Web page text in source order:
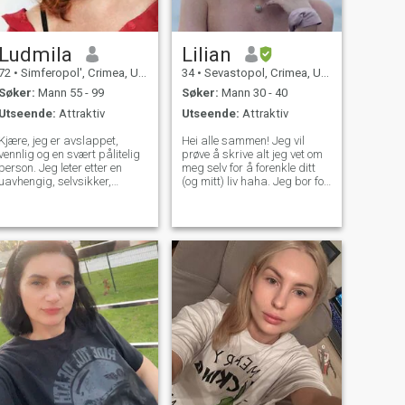
Ludmila
• Simferopol', Crimea, Ukraina
Søker: Mann 55 - 99
Utseende: Attraktiv
Kjære, jeg er avslappet,
og en svært pålitelig
person. Jeg leter etter en
uavhengig, selvsikker,
ønske jeg hadde en
familie hvor folk elsker
respekterer hverandre,
et godt vare på
der vi kan
tid sammen og ha
gøy. Og jeg håper å møte
en mann jeg kan stole helt,
jeg kan gjøre den
mannen i verden
som kan føle min omsorg
og min kjærlighet hver dag.
Jeg kan gi varme og omsorg,
Lilian
34 • Sevastopol, Crimea, Ukraina
Søker: Mann 30 - 40
Utseende: Attraktiv
Hei alle sammen! Jeg vil
prøve å skrive alt jeg vet om
meg selv for å forenkle ditt
(og mitt) liv haha. Jeg bor for
der i noen år. Pandemien har
endret planene mine
dramatisk og jeg hadde
returnert til Krim. Jeg er en
bakverk kokk, jeg baker
kaker hjemme og også eier
en liten butikk (ikke bakeri
eller overhodet) jeg er ganske
mye flytende på engelsk, kan
snakke italiensk, forstå
fransk. Jeg vil ikke svare på
andre språk – hvis du vil
starte dialogen, være